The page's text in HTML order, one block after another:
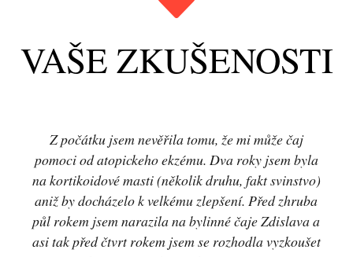
VAŠE ZKUŠENOSTI
Z počátku jsem nevěřila tomu, že mi může čaj
od atopickeho ekzému. Dva roky jsem byla
masti (několik druhu, fakt svinstvo)
by docházelo k velkému zlepšení. Před zhruba
jsem narazila na bylinné čaje Zdislava a
před čtvrt rokem jsem se rozhodla vyzkoušet